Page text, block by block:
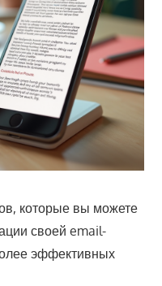
которые вы можете
своей email-
эффективных